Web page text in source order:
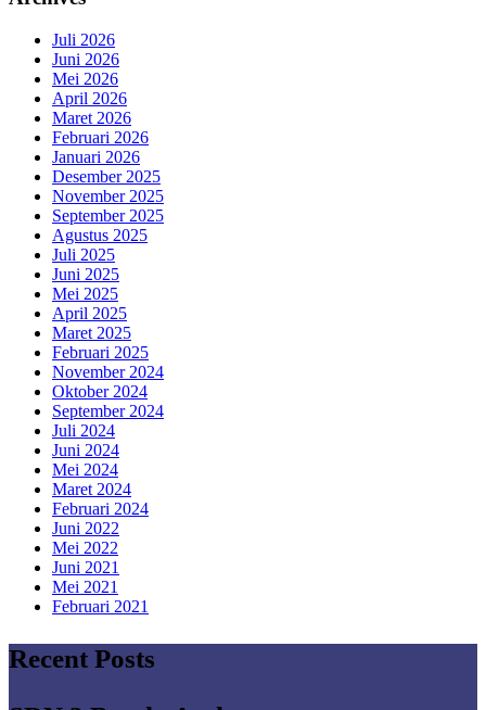
Juli 2026
Juni 2026
Mei 2026
April 2026
Maret 2026
Februari 2026
Januari 2026
Desember 2025
November 2025
September 2025
Agustus 2025
Juli 2025
Juni 2025
Mei 2025
April 2025
Maret 2025
Februari 2025
November 2024
Oktober 2024
September 2024
Juli 2024
Juni 2024
Mei 2024
Maret 2024
Februari 2024
Juni 2022
Mei 2022
Juni 2021
Mei 2021
Februari 2021
Recent Posts